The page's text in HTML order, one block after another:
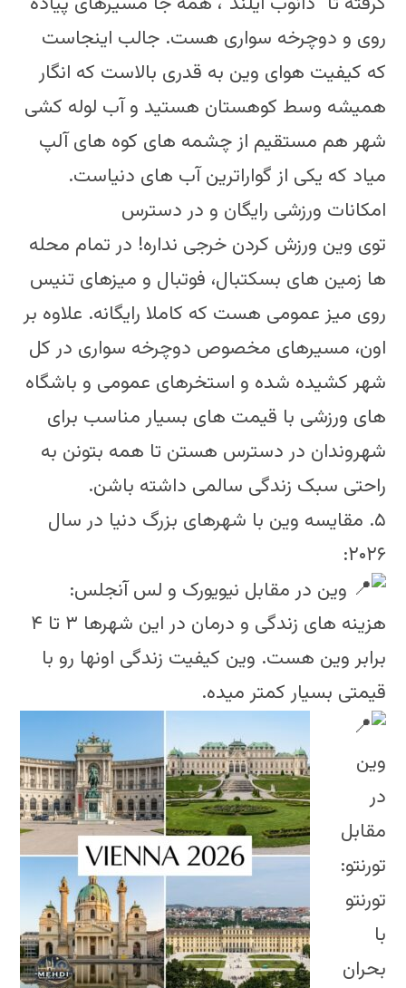
روی و دوچرخه سواری هست. جالب اینجاست
که کیفیت هوای وین به قدری بالاست که انگار
همیشه وسط کوهستان هستید و آب لوله کشی
شهر هم مستقیم از چشمه های کوه های آلپ
میاد که یکی از گواراترین آب های دنیاست.
امکانات ورزشی رایگان و در دسترس
توی وین ورزش کردن خرجی نداره! در تمام محله
ها زمین های بسکتبال، فوتبال و میزهای تنیس
روی میز عمومی هست که کاملا رایگانه. علاوه بر
اون، مسیرهای مخصوص دوچرخه سواری در کل
شهر کشیده شده و استخرهای عمومی و باشگاه
های ورزشی با قیمت های بسیار مناسب برای
شهروندان در دسترس هستن تا همه بتونن به
راحتی سبک زندگی سالمی داشته باشن.
۵. مقایسه وین با شهرهای بزرگ دنیا در سال
۲۰۲۶:
وین در مقابل نیویورک و لس آنجلس:
هزینه های زندگی و درمان در این شهرها ۳ تا ۴
برابر وین هست. وین کیفیت زندگی اونها رو با
قیمتی بسیار کمتر میده.
وین
در
مقابل
تورنتو:
تورنتو
با
بحران